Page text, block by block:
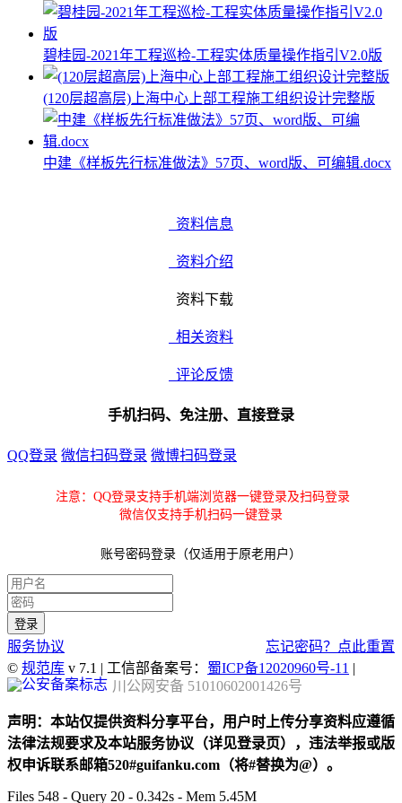
碧桂园-2021年工程巡检-工程实体质量操作指引V2.0版
(120层超高层)上海中心上部工程施工组织设计完整版
中建《样板先行标准做法》57页、word版、可编辑.docx
资料信息
资料介绍
资料下载
相关资料
评论反馈
手机扫码、免注册、直接登录
QQ登录 微信扫码登录 微博扫码登录
注意：QQ登录支持手机端浏览器一键登录及扫码登录
微信仅支持手机扫码一键登录
账号密码登录（仅适用于原老用户）
服务协议
忘记密码？点此重置
© 规范库 v 7.1 | 工信部备案号： 蜀ICP备12020960号-11 |
川公网安备 51010602001426号
声明：本站仅提供资料分享平台，用户时上传分享资料应遵循
法律法规要求及本站服务协议（详见登录页），违法举报或版
权申诉联系邮箱520#guifanku.com（将#替换为@）。
Files 548 - Query 20 - 0.342s - Mem 5.45M